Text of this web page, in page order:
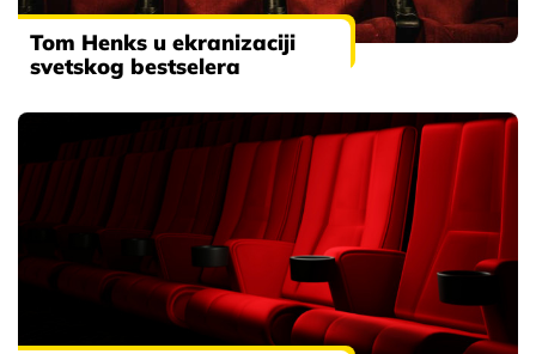
Tom Henks u ekranizaciji
svetskog bestselera